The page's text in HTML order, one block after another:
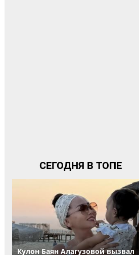
СЕГОДНЯ В ТОПЕ
Кулон Баян Алагузовой вызвал